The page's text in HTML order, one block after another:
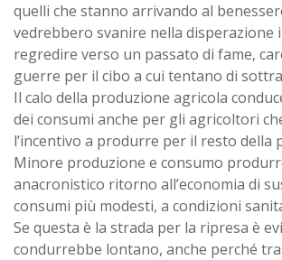
quelli che stanno arrivando al
vedrebbero svanire nella disperazione
regredire verso un passato di fame,
guerre per il cibo a cui tentano di
Il calo della produzione agricola
dei consumi anche per gli agricoltori
l’incentivo a produrre per il resto della
Minore produzione e consumo
anacronistico ritorno all’economia di
consumi più modesti, a condizioni
Se questa è la strada per la ripresa è
condurrebbe lontano, anche perché